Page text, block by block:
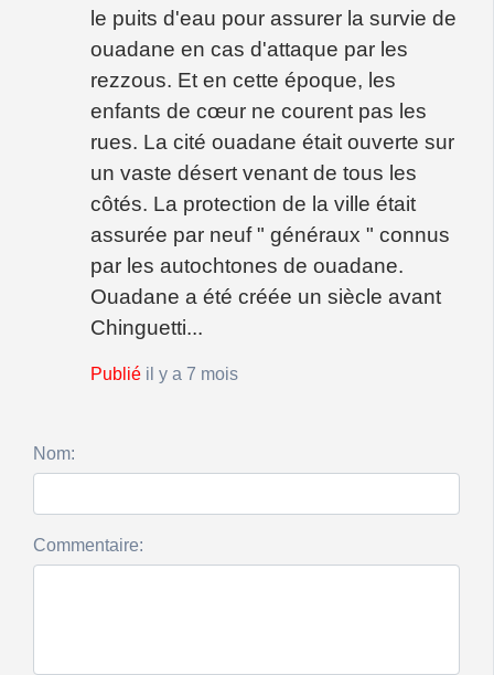
le puits d'eau pour assurer la survie de
ouadane en cas d'attaque par les
rezzous. Et en cette époque, les
enfants de cœur ne courent pas les
rues. La cité ouadane était ouverte sur
un vaste désert venant de tous les
côtés. La protection de la ville était
assurée par neuf " généraux " connus
par les autochtones de ouadane.
Ouadane a été créée un siècle avant
Chinguetti...
Publié il y a 7 mois
Nom:
Commentaire: